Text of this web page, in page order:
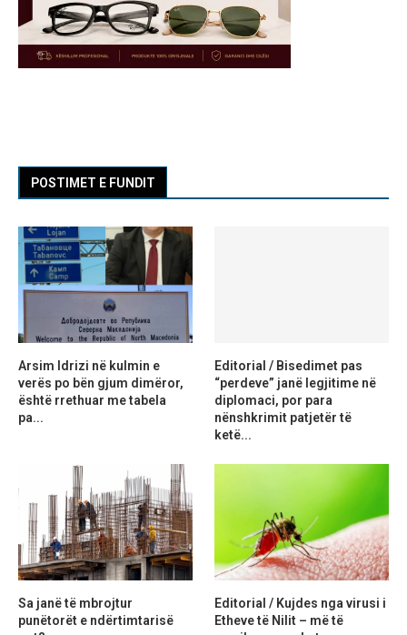
POSTIMET E FUNDIT
Arsim Idrizi në kulmin e
verës po bën gjum dimëror,
është rrethuar me tabela
pa...
Editorial / Bisedimet pas
“perdeve” janë legjitime në
diplomaci, por para
nënshkrimit patjetër të
ketë...
Sa janë të mbrojtur
punëtorët e ndërtimtarisë
Editorial / Kujdes nga virusi i
Etheve të Nilit – më të